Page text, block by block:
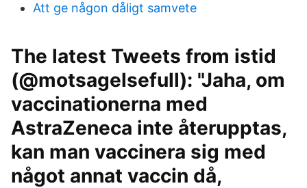
Att ge någon dåligt samvete
The latest Tweets from istid
(@motsagelsefull): "Jaha, om
vaccinationerna med
AstraZeneca inte återupptas,
kan man vaccinera sig med
något annat vaccin då,